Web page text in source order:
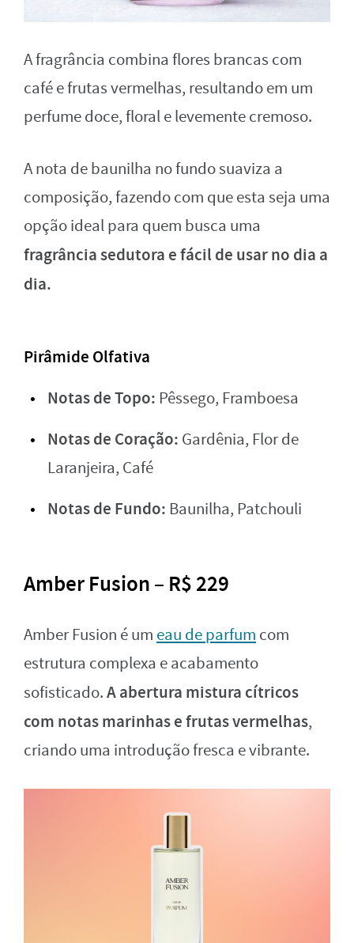
A fragrância combina flores brancas com
café e frutas vermelhas, resultando em um
perfume doce, floral e levemente cremoso.
A nota de baunilha no fundo suaviza a
composição, fazendo com que esta seja uma
opção ideal para quem busca uma
fragrância sedutora e fácil de usar no dia a
dia.
Pirâmide Olfativa
Notas de Topo: Pêssego, Framboesa
Notas de Coração: Gardênia, Flor de
Laranjeira, Café
Notas de Fundo: Baunilha, Patchouli
Amber Fusion – R$ 229
Amber Fusion é um eau de parfum com
estrutura complexa e acabamento
sofisticado.A abertura mistura cítricos
com notas marinhas e frutas vermelhas,
criando uma introdução fresca e vibrante.